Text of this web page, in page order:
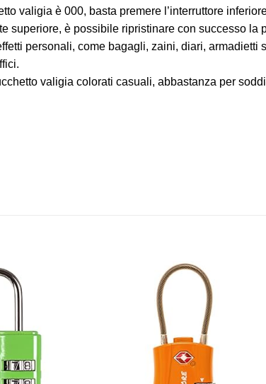
valigia è 000, basta premere l’interruttore
superiore, è possibile ripristinare con successo la
personali, come bagagli, zaini, diari, armadietti
valigia colorati casuali, abbastanza per